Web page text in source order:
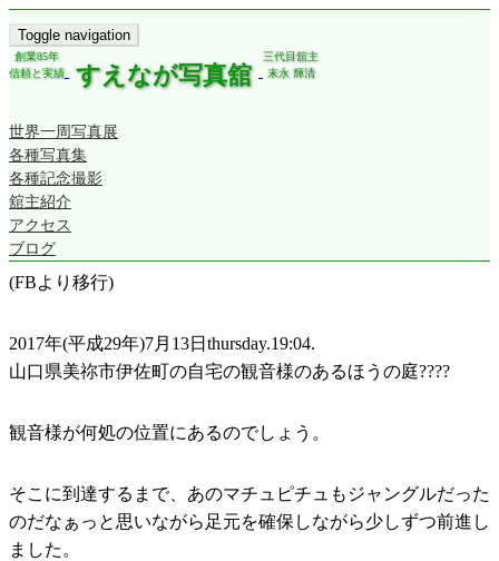
Toggle navigation
創業85年
信頼と実績
すえなが写真舘
三代目舘主
末永 輝清
世界一周写真展
各種写真集
各種記念撮影
舘主紹介
アクセス
ブログ
(FBより移行)
2017年(平成29年)7月13日thursday.19:04.
山口県美祢市伊佐町の自宅の観音様のあるほうの庭????
観音様が何処の位置にあるのでしょう。
そこに到達するまで、あのマチュピチュもジャングルだった
のだなぁっと思いながら足元を確保しながら少しずつ前進し
ました。